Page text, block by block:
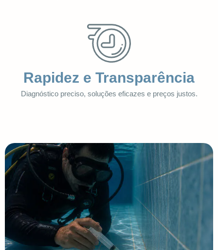
Rapidez e Transparência
Diagnóstico preciso, soluções eficazes e preços justos.